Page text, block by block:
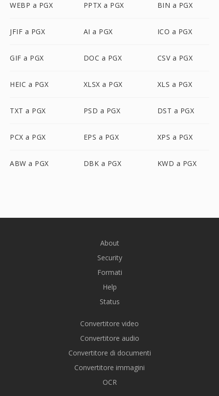
WEBP a PGX PPTX a PGX BIN a PGX
JFIF a PGX AI a PGX ICO a PGX
GIF a PGX DOC a PGX CSV a PGX
HEIC a PGX XLSX a PGX XLS a PGX
TXT a PGX PSD a PGX DST a PGX
PCX a PGX EPS a PGX XPS a PGX
ABW a PGX DBK a PGX KWD a PGX
About
Security
Formati
Help
Status
Convertitore video
Convertitore audio
Convertitore di documenti
Convertitore immagini
OCR